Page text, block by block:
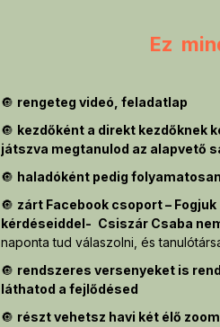
Ez
🔘 rengeteg videó, feladatlap
🔘 kezdőként a direkt kezdőknek
játszva megtanulod az alapvető
🔘 haladóként pedig
🔘 zárt Facebook csoport –
kérdéseiddel- Csiszár Csaba
naponta tud válaszolni, és
🔘 rendszeres versenyeket is
láthatod a fejlődésed
🔘 részt vehetsz havi két élő